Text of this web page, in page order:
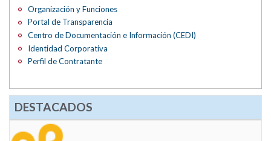
Organización y Funciones
Portal de Transparencia
Centro de Documentación e Información (CEDI)
Identidad Corporativa
Perfil de Contratante
DESTACADOS